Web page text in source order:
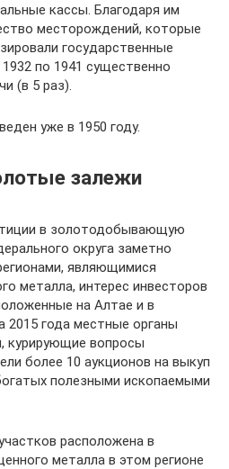
кассы. Благодаря им
месторождений, которые
государственные
по 1941 существенно
(в 5 раз).
уже в 1950 году.
залежи
в золотодобывающую
округа заметно
являющимися
металла, интерес инвесторов
на Алтае и в
2015 года местные органы
курирующие вопросы
более 10 аукционов на выкуп
полезными ископаемыми
расположена в
металла в этом регионе